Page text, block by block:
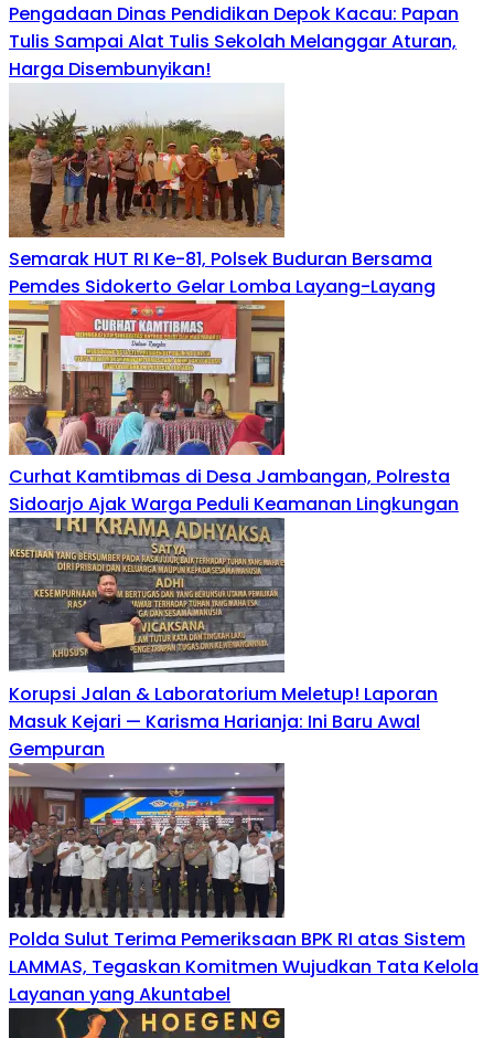
Pengadaan Dinas Pendidikan Depok Kacau: Papan
Tulis Sampai Alat Tulis Sekolah Melanggar Aturan,
Harga Disembunyikan!
Semarak HUT RI Ke-81, Polsek Buduran Bersama
Pemdes Sidokerto Gelar Lomba Layang-Layang
Curhat Kamtibmas di Desa Jambangan, Polresta
Sidoarjo Ajak Warga Peduli Keamanan Lingkungan
Korupsi Jalan & Laboratorium Meletup! Laporan
Masuk Kejari — Karisma Harianja: Ini Baru Awal
Gempuran
Polda Sulut Terima Pemeriksaan BPK RI atas Sistem
LAMMAS, Tegaskan Komitmen Wujudkan Tata Kelola
Layanan yang Akuntabel